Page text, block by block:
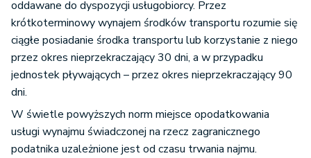
oddawane do dyspozycji usługobiorcy. Przez
krótkoterminowy wynajem środków transportu rozumie się
ciągłe posiadanie środka transportu lub korzystanie z niego
przez okres nieprzekraczający 30 dni, a w przypadku
jednostek pływających – przez okres nieprzekraczający 90
dni.
W świetle powyższych norm miejsce opodatkowania
usługi wynajmu świadczonej na rzecz zagranicznego
podatnika uzależnione jest od czasu trwania najmu.